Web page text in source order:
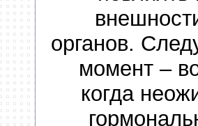
органов.
момент –
когда